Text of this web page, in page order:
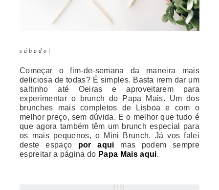
s á b a d o |
Começar o fim-de-semana da maneira mais
deliciosa de todas? É simples. Basta irem dar um
saltinho até Oeiras e aproveitarem para
experimentar o brunch do Papa Mais. Um dos
brunches mais completos de Lisboa e com o
melhor preço, sem dúvida. E o melhor que tudo é
que agora também têm um brunch especial para
os mais pequenos, o Mini Brunch. Já vos falei
deste espaço por aqui mas podem sempre
espreitar a página do Papa Mais aqui.